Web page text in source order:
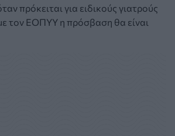
πρόκειται για ειδικούς γιατρούς
τον ΕΟΠΥΥ η πρόσβαση θα είναι